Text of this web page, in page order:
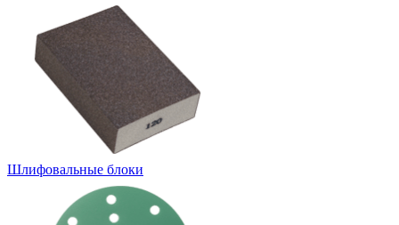
Шлифовальные блоки